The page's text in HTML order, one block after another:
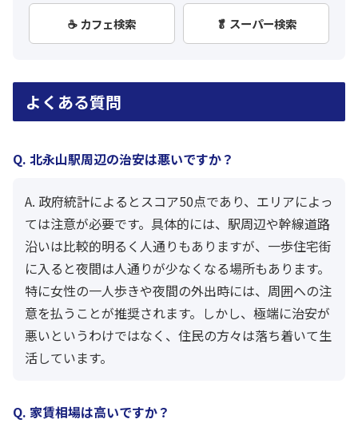
☕ カフェ検索 🥬 スーパー検索
よくある質問
Q. 北永山駅周辺の治安は悪いですか？
A. 政府統計によるとスコア50点であり、エリアによっ
ては注意が必要です。具体的には、駅周辺や幹線道路
沿いは比較的明るく人通りもありますが、一歩住宅街
に入ると夜間は人通りが少なくなる場所もあります。
特に女性の一人歩きや夜間の外出時には、周囲への注
意を払うことが推奨されます。しかし、極端に治安が
悪いというわけではなく、住民の方々は落ち着いて生
活しています。
Q. 家賃相場は高いですか？